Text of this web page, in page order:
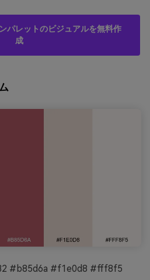
パレットのビジュアルを無料作
成
#b85d6a #f1e0d8 #fff8f5